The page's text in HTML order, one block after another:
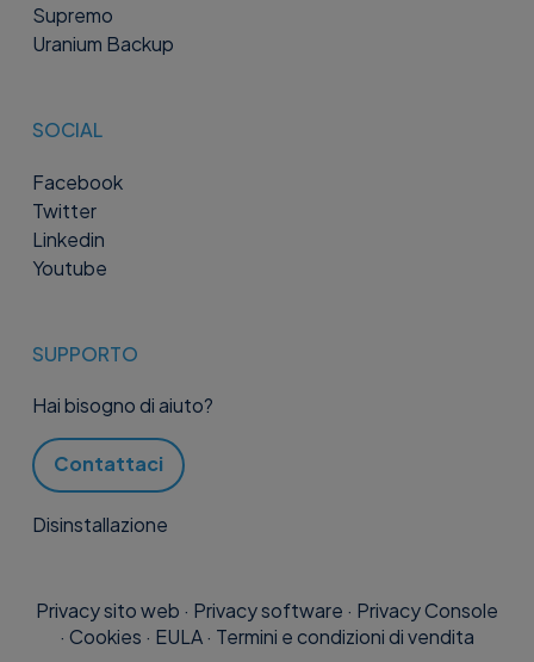
Supremo
Uranium Backup
SOCIAL
Facebook
Twitter
Linkedin
Youtube
SUPPORTO
Hai bisogno di aiuto?
Contattaci
Disinstallazione
Privacy sito web · Privacy software · Privacy Console
· Cookies · EULA· Termini e condizioni di vendita